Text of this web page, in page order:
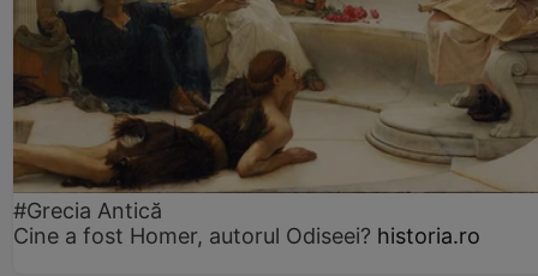
#Grecia Antică
Cine a fost Homer, autorul Odiseei? historia.ro